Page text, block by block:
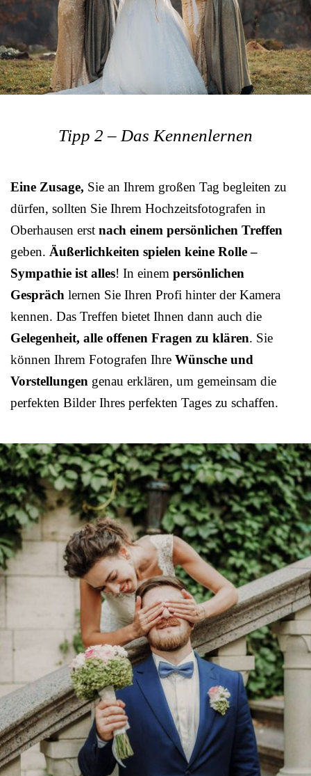
Tipp 2 – Das Kennenlernen
Eine Zusage, Sie an Ihrem großen Tag begleiten zu
dürfen, sollten Sie Ihrem Hochzeitsfotografen in
Oberhausen erst nach einem persönlichen Treffen
geben. Äußerlichkeiten spielen keine Rolle –
Sympathie ist alles! In einem persönlichen
Gespräch lernen Sie Ihren Profi hinter der Kamera
kennen. Das Treffen bietet Ihnen dann auch die
Gelegenheit, alle offenen Fragen zu klären. Sie
können Ihrem Fotografen Ihre Wünsche und
Vorstellungen genau erklären, um gemeinsam die
perfekten Bilder Ihres perfekten Tages zu schaffen.